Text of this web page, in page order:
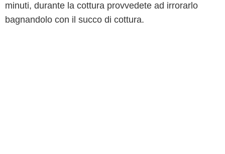
minuti, durante la cottura provvedete ad irrorarlo
bagnandolo con il succo di cottura.